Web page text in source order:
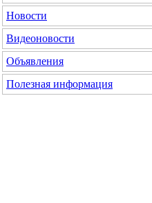
Новости
Видеоновости
Объявления
Полезная информация